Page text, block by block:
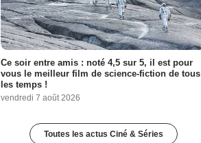
Ce soir entre amis : noté 4,5 sur 5, il est pour
vous le meilleur film de science-fiction de tous
les temps !
vendredi 7 août 2026
Toutes les actus Ciné & Séries